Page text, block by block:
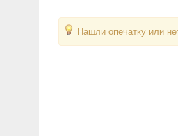
Нашли опечатку или